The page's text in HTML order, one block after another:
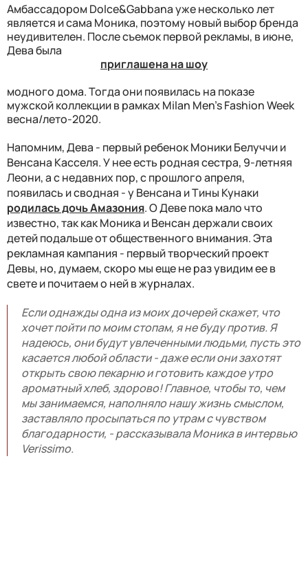
Амбассадором Dolce&Gabbana уже несколько лет
является и сама Моника, поэтому новый выбор бренда
неудивителен. После съемок первой рекламы, в июне,
Дева была
приглашена на шоу
модного дома. Тогда они появилась на показе
мужской коллекции в рамках Milan Men's Fashion Week
весна/лето-2020.
Напомним, Дева - первый ребенок Моники Белуччи и
Венсана Касселя. У нее есть родная сестра, 9-летняя
Леони, а с недавних пор, с прошлого апреля,
появилась и сводная - у Венсана и Тины Кунаки
родилась дочь Амазония. О Деве пока мало что
известно, так как Моника и Венсан держали своих
детей подальше от общественного внимания. Эта
рекламная кампания - первый творческий проект
Девы, но, думаем, скоро мы еще не раз увидим ее в
свете и почитаем о ней в журналах.
Если однажды одна из моих дочерей скажет, что
хочет пойти по моим стопам, я не буду против. Я
надеюсь, они будут увлеченными людьми, пусть это
касается любой области - даже если они захотят
открыть свою пекарню и готовить каждое утро
ароматный хлеб, здорово! Главное, чтобы то, чем
мы занимаемся, наполняло нашу жизнь смыслом,
заставляло просыпаться по утрам с чувством
благодарности, - рассказывала Моника в интервью
Verissimo.